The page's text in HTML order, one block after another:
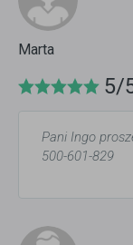
Marta
5/
Pani Ingo
500-601-829